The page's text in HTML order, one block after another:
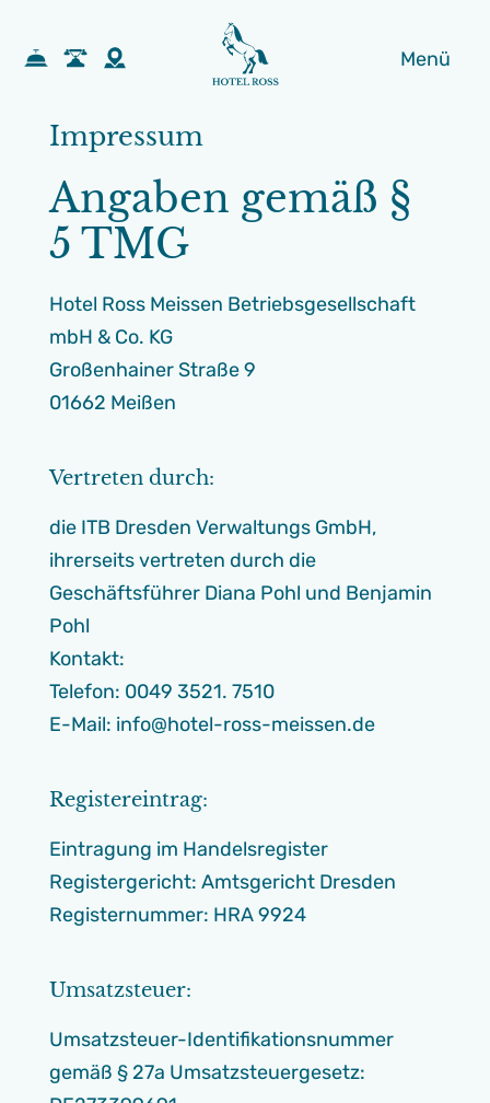
Menü
Impressum
Angaben gemäß §
5 TMG
Hotel Ross Meissen Betriebsgesellschaft
mbH & Co. KG
Großenhainer Straße 9
01662 Meißen
Vertreten durch:
die ITB Dresden Verwaltungs GmbH,
ihrerseits vertreten durch die
Geschäftsführer Diana Pohl und Benjamin
Pohl
Kontakt:
Telefon: 0049 3521. 7510
E-Mail: info@hotel-ross-meissen.de
Registereintrag:
Eintragung im Handelsregister
Registergericht: Amtsgericht Dresden
Registernummer: HRA 9924
Umsatzsteuer:
Umsatzsteuer-Identifikationsnummer
gemäß § 27a Umsatzsteuergesetz: